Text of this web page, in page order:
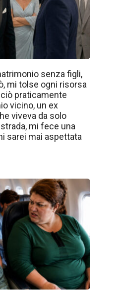
senza figli,
mi tolse ogni risorsa
praticamente
vicino, un ex
viveva da solo
mi fece una
sarei mai aspettata